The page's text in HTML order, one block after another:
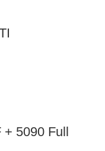
+ 5090 Full